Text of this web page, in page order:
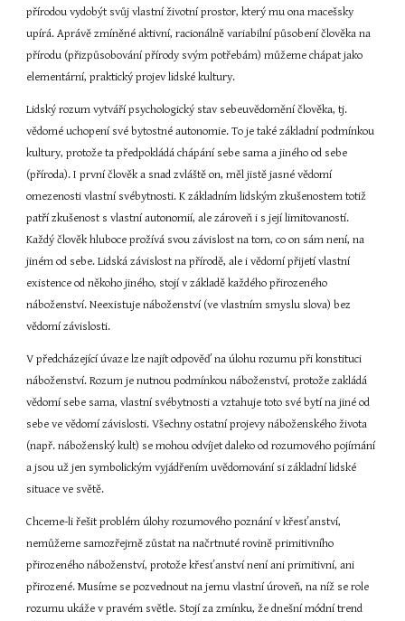
přírodou vydobýt svůj vlastní životní prostor, který mu ona macešsky
upírá. Aprávě zmíněné aktivní, racionálně variabilní působení člověka na
přírodu (přizpůsobování přírody svým potřebám) můžeme chápat jako
elementární, praktický projev lidské kultury.
Lidský rozum vytváří psychologický stav sebeuvědomění člověka, tj.
vědomé uchopení své bytostné autonomie. To je také základní podmínkou
kultury, protože ta předpokládá chápání sebe sama a jiného od sebe
(příroda). I první člověk a snad zvláště on, měl jistě jasné vědomí
omezenosti vlastní svébytnosti. K základním lidským zkušenostem totiž
patří zkušenost s vlastní autonomií, ale zároveň i s její limitovaností.
Každý člověk hluboce prožívá svou závislost na tom, co on sám není, na
jiném od sebe. Lidská závislost na přírodě, ale i vědomí přijetí vlastní
existence od někoho jiného, stojí v základě každého přirozeného
náboženství. Neexistuje náboženství (ve vlastním smyslu slova) bez
vědomí závislosti.
V předcházející úvaze lze najít odpověď na úlohu rozumu při konstituci
náboženství. Rozum je nutnou podmínkou náboženství, protože zakládá
vědomí sebe sama, vlastní svébytnosti a vztahuje toto své bytí na jiné od
sebe ve vědomí závislosti. Všechny ostatní projevy náboženského života
(např. náboženský kult) se mohou odvíjet daleko od rozumového pojímání
a jsou už jen symbolickým vyjádřením uvědomování si základní lidské
situace ve světě.
Chceme-li řešit problém úlohy rozumového poznání v křesťanství,
nemůžeme samozřejmě zůstat na načrtnuté rovině primitivního
přirozeného náboženství, protože křesťanství není ani primitivní, ani
přirozené. Musíme se pozvednout na jemu vlastní úroveň, na níž se role
rozumu ukáže v pravém světle. Stojí za zmínku, že dnešní módní trend